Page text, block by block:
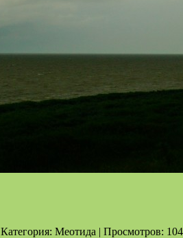
Категория: Меотида | Просмотров: